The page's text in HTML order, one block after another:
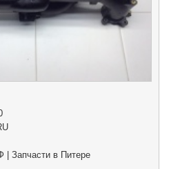
| Запчасти в Питере